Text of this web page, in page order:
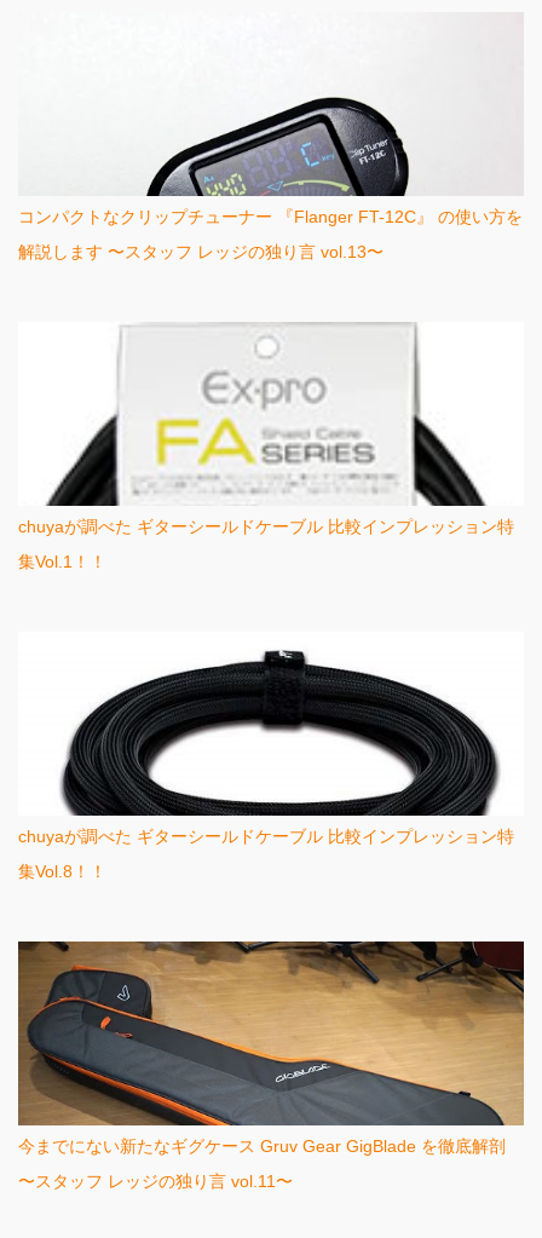
コンパクトなクリップチューナー 『Flanger FT-12C』 の使い方を
解説します 〜スタッフ レッジの独り言 vol.13〜
chuyaが調べた ギターシールドケーブル 比較インプレッション特
集Vol.1！！
chuyaが調べた ギターシールドケーブル 比較インプレッション特
集Vol.8！！
今までにない新たなギグケース Gruv Gear GigBlade を徹底解剖
〜スタッフ レッジの独り言 vol.11〜